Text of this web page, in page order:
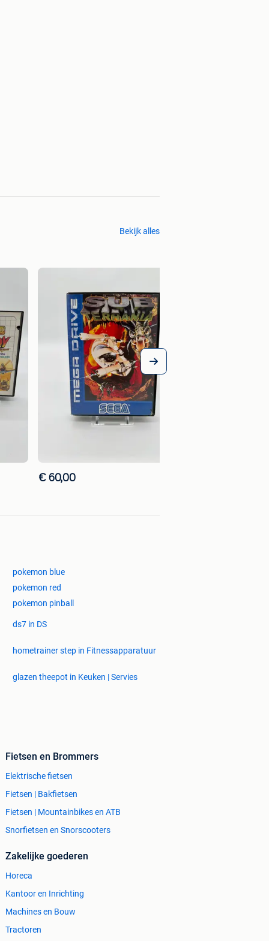
Bekijk alles
€ 60,00
pokemon blue
pokemon red
pokemon pinball
ds7 in DS
hometrainer step in Fitnessapparatuur
glazen theepot in Keuken | Servies
Fietsen en Brommers
Elektrische fietsen
Fietsen | Bakfietsen
Fietsen | Mountainbikes en ATB
Snorfietsen en Snorscooters
Zakelijke goederen
Horeca
Kantoor en Inrichting
Machines en Bouw
Tractoren